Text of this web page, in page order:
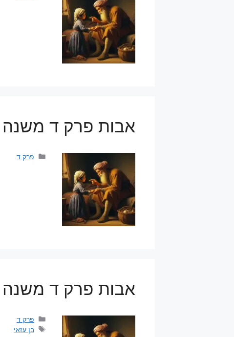
אבות פרק ד משנה
קטגוריות
פרק ד
אבות פרק ד משנה
קטגוריות
פרק ד
תגיות
בן עזאי